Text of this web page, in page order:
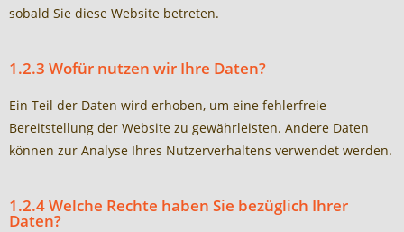
sobald Sie diese Website betreten.
1.2.3 Wofür nutzen wir Ihre Daten?
Ein Teil der Daten wird erhoben, um eine fehlerfreie
Bereitstellung der Website zu gewährleisten. Andere Daten
können zur Analyse Ihres Nutzerverhaltens verwendet werden.
1.2.4 Welche Rechte haben Sie bezüglich Ihrer
Daten?